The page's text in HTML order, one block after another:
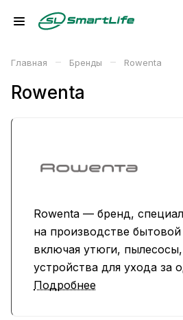
Главная – Бренды – Rowenta
Rowenta
Rowenta — бренд,
на производстве бытовой
включая утюги,
устройства для ухода за
Продукция Rowenta
Подробнее